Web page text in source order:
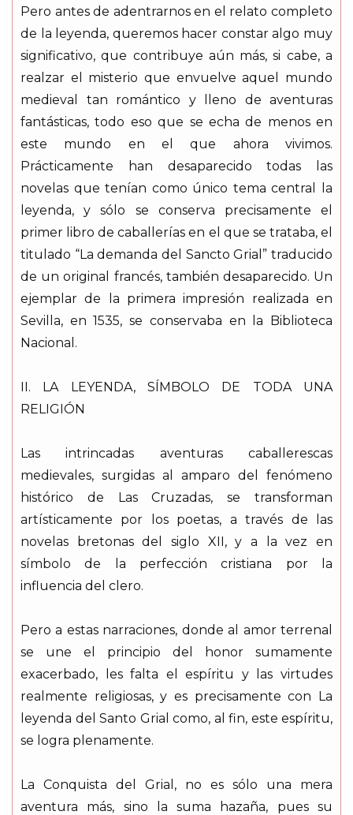
Pero antes de adentrarnos en el relato completo
de la leyenda, queremos hacer constar algo muy
significativo, que contribuye aún más, si cabe, a
realzar el misterio que envuelve aquel mundo
medieval tan romántico y lleno de aventuras
fantásticas, todo eso que se echa de menos en
este mundo en el que ahora vivimos.
Prácticamente han desaparecido todas las
novelas que tenían como único tema central la
leyenda, y sólo se conserva precisamente el
primer libro de caballerías en el que se trataba, el
titulado “La demanda del Sancto Grial” traducido
de un original francés, también desaparecido. Un
ejemplar de la primera impresión realizada en
Sevilla, en 1535, se conservaba en la Biblioteca
Nacional.
II. LA LEYENDA, SÍMBOLO DE TODA UNA
RELIGIÓN
Las intrincadas aventuras caballerescas
medievales, surgidas al amparo del fenómeno
histórico de Las Cruzadas, se transforman
artísticamente por los poetas, a través de las
novelas bretonas del siglo XII, y a la vez en
símbolo de la perfección cristiana por la
influencia del clero.
Pero a estas narraciones, donde al amor terrenal
se une el principio del honor sumamente
exacerbado, les falta el espíritu y las virtudes
realmente religiosas, y es precisamente con La
leyenda del Santo Grial como, al fin, este espíritu,
se logra plenamente.
La Conquista del Grial, no es sólo una mera
aventura más, sino la suma hazaña, pues su